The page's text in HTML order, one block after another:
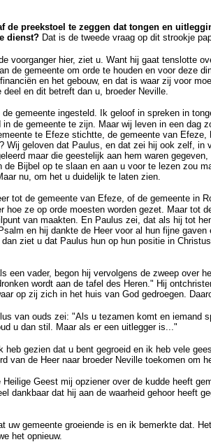
de preekstoel te zeggen dat tongen en
dienst? Dat is de tweede vraag op dit strookje
voorganger hier, ziet u. Want hij gaat tenslotte
de gemeente om orde te houden en voor deze
en het gebouw, en dat is waar zij voor
en dit betreft dan u, broeder Neville.
gemeente ingesteld. Ik geloof in spreken in
in de gemeente te zijn. Maar wij leven in een dag
te Efeze stichtte, de gemeente van Efeze,
Wij geloven dat Paulus, en dat zei hij ook zelf, in
maar die geestelijk aan hem waren
Bijbel op te slaan en aan u voor te lezen zou
nu, om het u duidelijk te laten zien.
tot de gemeente van Efeze, of de gemeente in
hoe ze op orde moesten worden gezet. Maar tot
van maakten. En Paulus zei, dat als hij tot
en hij dankte de Heer voor al hun fijne
ziet u dat Paulus hun op hun positie in
een vader, begon hij vervolgens de zweep over
wordt aan de tafel des Heren." Hij
op zij zich in het huis van God gedroegen.
van ouds zei: "Als u tezamen komt en iemand
u dan stil. Maar als er een uitlegger is..."
heb gezien dat u bent gegroeid en ik heb vele
van de Heer naar broeder Neville toekomen om
Geest mij opziener over de kudde heeft
dankbaar dat hij aan de waarheid gehoor heeft
uw gemeente groeiende is en ik bemerkte dat.
het opnieuw.